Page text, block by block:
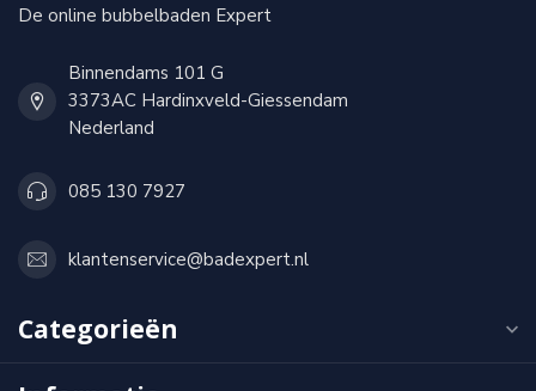
De online bubbelbaden Expert
Binnendams 101 G
3373AC Hardinxveld-Giessendam
Nederland
085 130 7927
klantenservice@badexpert.nl
Categorieën